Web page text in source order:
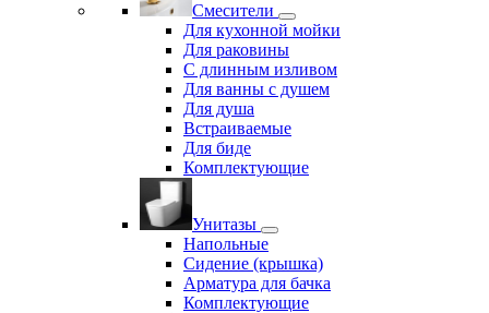
Смесители
Для кухонной мойки
Для раковины
С длинным изливом
Для ванны с душем
Для душа
Встраиваемые
Для биде
Комплектующие
Унитазы
Напольные
Сидение (крышка)
Арматура для бачка
Комплектующие